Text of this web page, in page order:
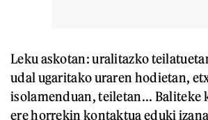
Leku askotan: uralitazko
udal ugaritako uraren hodietan,
isolamenduan, teiletan... Baliteke
ere horrekin kontaktua eduki